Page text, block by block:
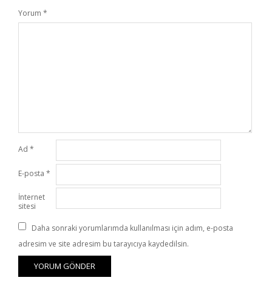
Yorum *
Ad *
E-posta *
İnternet
sitesi
Daha sonraki yorumlarımda kullanılması için adım, e-posta
adresim ve site adresim bu tarayıcıya kaydedilsin.